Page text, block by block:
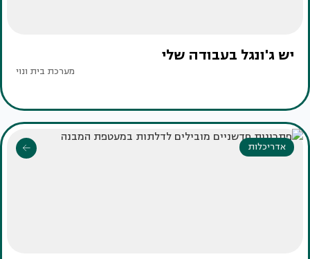
יש ג'ונגל בעבודה שלי
מערכת בית ונוי
אדריכלות